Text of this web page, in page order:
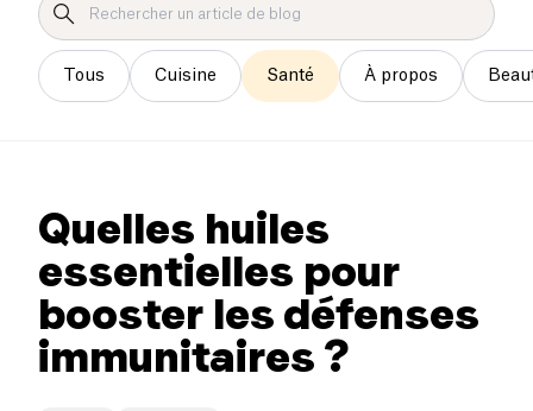
Tous Cuisine Santé À propos
Quelles huiles
essentielles pour
booster les défenses
immunitaires ?